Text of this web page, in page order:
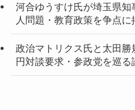
河合ゆうすけ氏が埼玉県
人問題・教育政策を争点に
政治マトリクス氏と太田
円対談要求・参政党を巡る